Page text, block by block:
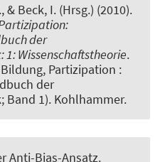
& Beck, I. (Hrsg.) (2010).
der
Wissenschaftstheorie.
Partizipation :
der
Band 1). Kohlhammer.
Anti-Bias-Ansatz.